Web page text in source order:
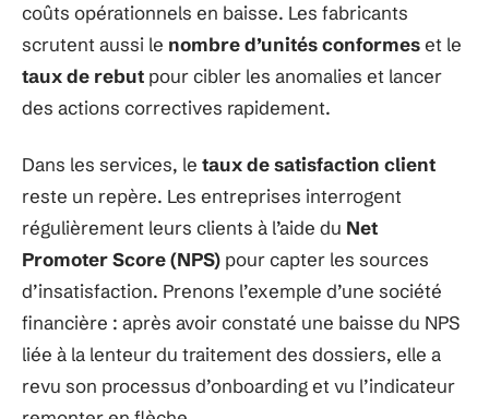
coûts opérationnels en baisse. Les fabricants
scrutent aussi le nombre d’unités conformeset le
taux de rebut pour cibler les anomalies et lancer
des actions correctives rapidement.
Dans les services, le taux de satisfaction client
reste un repère. Les entreprises interrogent
régulièrement leurs clients à l’aide du Net
Promoter Score (NPS) pour capter les sources
d’insatisfaction. Prenons l’exemple d’une société
financière : après avoir constaté une baisse du NPS
liée à la lenteur du traitement des dossiers, elle a
revu son processus d’onboarding et vu l’indicateur